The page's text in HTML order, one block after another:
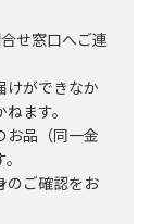
せ窓口へご連
けができなか
ます。
お品（同一金
のご確認をお